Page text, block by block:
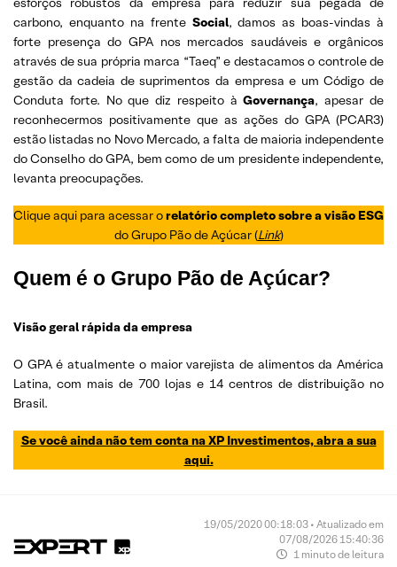
carbono, enquanto na frente Social, damos as boas-vindas à
forte presença do GPA nos mercados saudáveis ​​e orgânicos
através de sua própria marca “Taeq” e destacamos o controle de
gestão da cadeia de suprimentos da empresa e um Código de
Conduta forte. No que diz respeito àGovernança, apesar de
reconhecermos positivamente que as ações do GPA (PCAR3)
estão listadas no Novo Mercado, a falta de maioria independente
do Conselho do GPA, bem como de um presidente independente,
levanta preocupações.
Clique aqui para acessar orelatório completo sobre a visão ESG
do Grupo Pão de Açúcar (Link)
Quem é o Grupo Pão de Açúcar?
Visão geral rápida da empresa
O GPA é atualmente o maior varejista de alimentos da América
Latina, com mais de 700 lojas e 14 centros de distribuição no
Brasil.
Se você ainda não tem conta na XP Investimentos, abra a sua
aqui.
19/05/2020 00:18:03 • Atualizado em
07/08/2026 15:40:36
1 minuto de leitura